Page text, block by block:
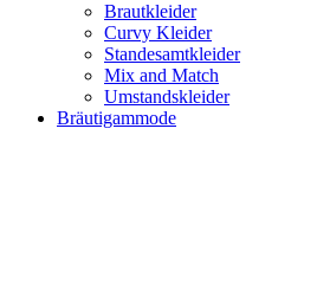
Brautkleider
Curvy Kleider
Standesamtkleider
Mix and Match
Umstandskleider
Bräutigammode